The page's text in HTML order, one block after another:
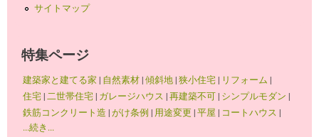
サイトマップ
特集ページ
建築家と建てる家 | 自然素材|傾斜地|狭小住宅| リフォーム |
住宅| 二世帯住宅| ガレージハウス |再建築不可| シンプルモダン |
鉄筋コンクリート造 |がけ条例 | 用途変更 |平屋 | コートハウス |
...続き...